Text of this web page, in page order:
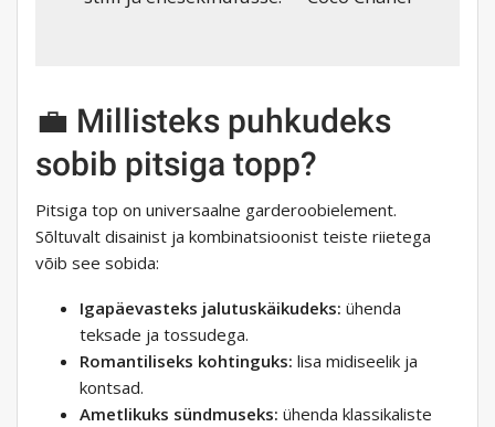
💼 Millisteks puhkudeks
sobib pitsiga topp?
Pitsiga top on universaalne garderoobielement.
Sõltuvalt disainist ja kombinatsioonist teiste riietega
võib see sobida:
Igapäevasteks jalutuskäikudeks: ühenda
teksade ja tossudega.
Romantiliseks kohtinguks: lisa midiseelik ja
kontsad.
Ametlikuks sündmuseks: ühenda klassikaliste